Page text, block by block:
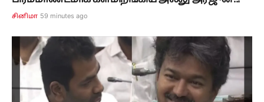
சினிமா 59 minutes ago